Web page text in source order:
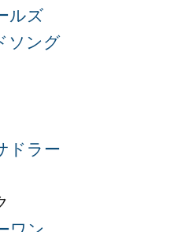
ルズ
ソング
ドラー